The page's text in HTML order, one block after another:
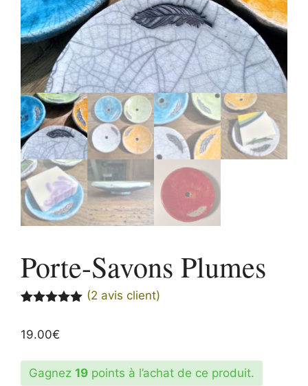
Porte-Savons Plumes
basé sur
client
(2 avis client)
19.00€
Gagnez 19 points à l’achat de ce produit.